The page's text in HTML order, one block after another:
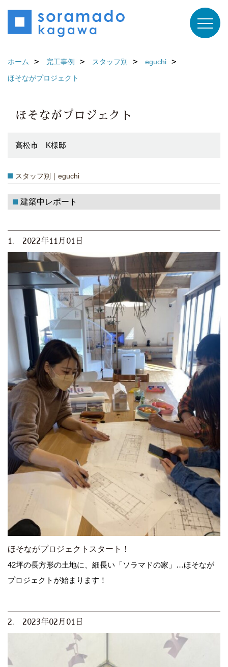
ホーム 完工事例 スタッフ別
eguchi
ほそながプロジェクト
ほそながプロジェクト
高松市 K様邸
スタッフ別｜eguchi
建築中レポート
1. 2022年11月01日
ほそながプロジェクトスタート！
42坪の長方形の土地に、細長い「ソラマドの家」…ほそなが
プロジェクトが始まります！
2. 2023年02月01日